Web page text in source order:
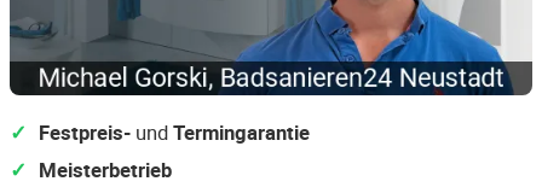
Festpreis- undTermingarantie
Meisterbetrieb